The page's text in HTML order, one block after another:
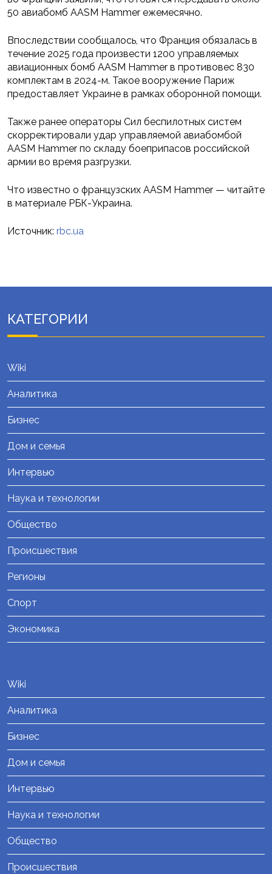
50 авиабомб AASM Hammer ежемесячно.
Впоследствии сообщалось, что Франция обязалась в
течение 2025 года произвести 1200 управляемых
авиационных бомб AASM Hammer в противовес 830
комплектам в 2024-м. Такое вооружение Париж
предоставляет Украине в рамках оборонной помощи.
Также ранее операторы Сил беспилотных систем
скорректировали удар управляемой авиабомбой
AASM Hammer по складу боеприпасов российской
армии во время разгрузки.
Что известно о французских AASM Hammer — читайте
в материале РБК-Украина.
Источник: rbc.ua
КАТЕГОРИИ
Wiki
Аналитика
Бизнес
Дом и семья
Интервью
Наука и технологии
Общество
Происшествия
Регионы
Спорт
Экономика
Wiki
Аналитика
Бизнес
Дом и семья
Интервью
Наука и технологии
Общество
Происшествия